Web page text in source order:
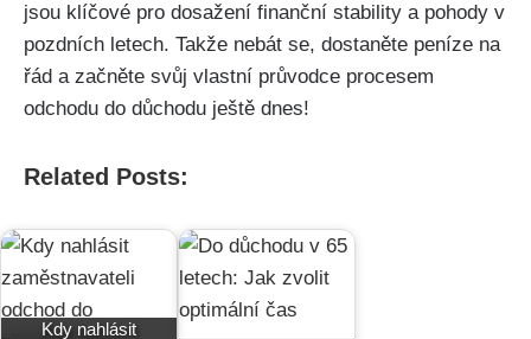
jsou klíčové pro dosažení finanční stability a pohody v
pozdních letech. Takže nebát se, dostaněte peníze na
řád a začněte svůj vlastní průvodce procesem
odchodu do důchodu ještě dnes!
Related Posts:
Kdy nahlásit